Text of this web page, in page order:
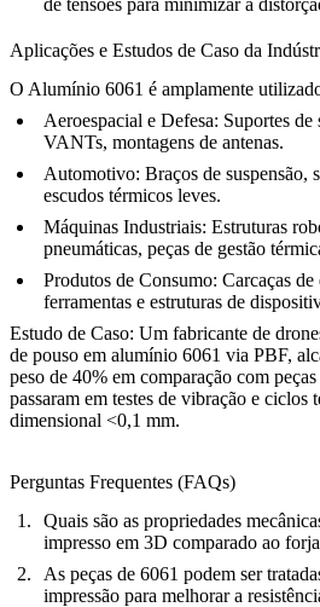
de tensões para minimizar a
Aplicações e Estudos de Caso da
O Alumínio 6061 é amplamente
Aeroespacial e Defesa: Suportes de
VANTs, montagens de antenas.
Automotivo: Braços de suspensão,
escudos térmicos leves.
Máquinas Industriais: Estruturas
pneumáticas, peças de gestão
Produtos de Consumo: Carcaças de
ferramentas e estruturas de
Estudo de Caso: Um fabricante de
de pouso em alumínio 6061 via PBF,
peso de 40% em comparação com
passaram em testes de vibração e ciclos
dimensional <0,1 mm.
Perguntas Frequentes (FAQs)
Quais são as propriedades
impresso em 3D comparado ao
As peças de 6061 podem ser
impressão para melhorar a